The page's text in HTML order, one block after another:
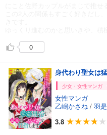
0
少女・女性マンガ
女性マンガ
乙嶋かさね / 羽是
3.8